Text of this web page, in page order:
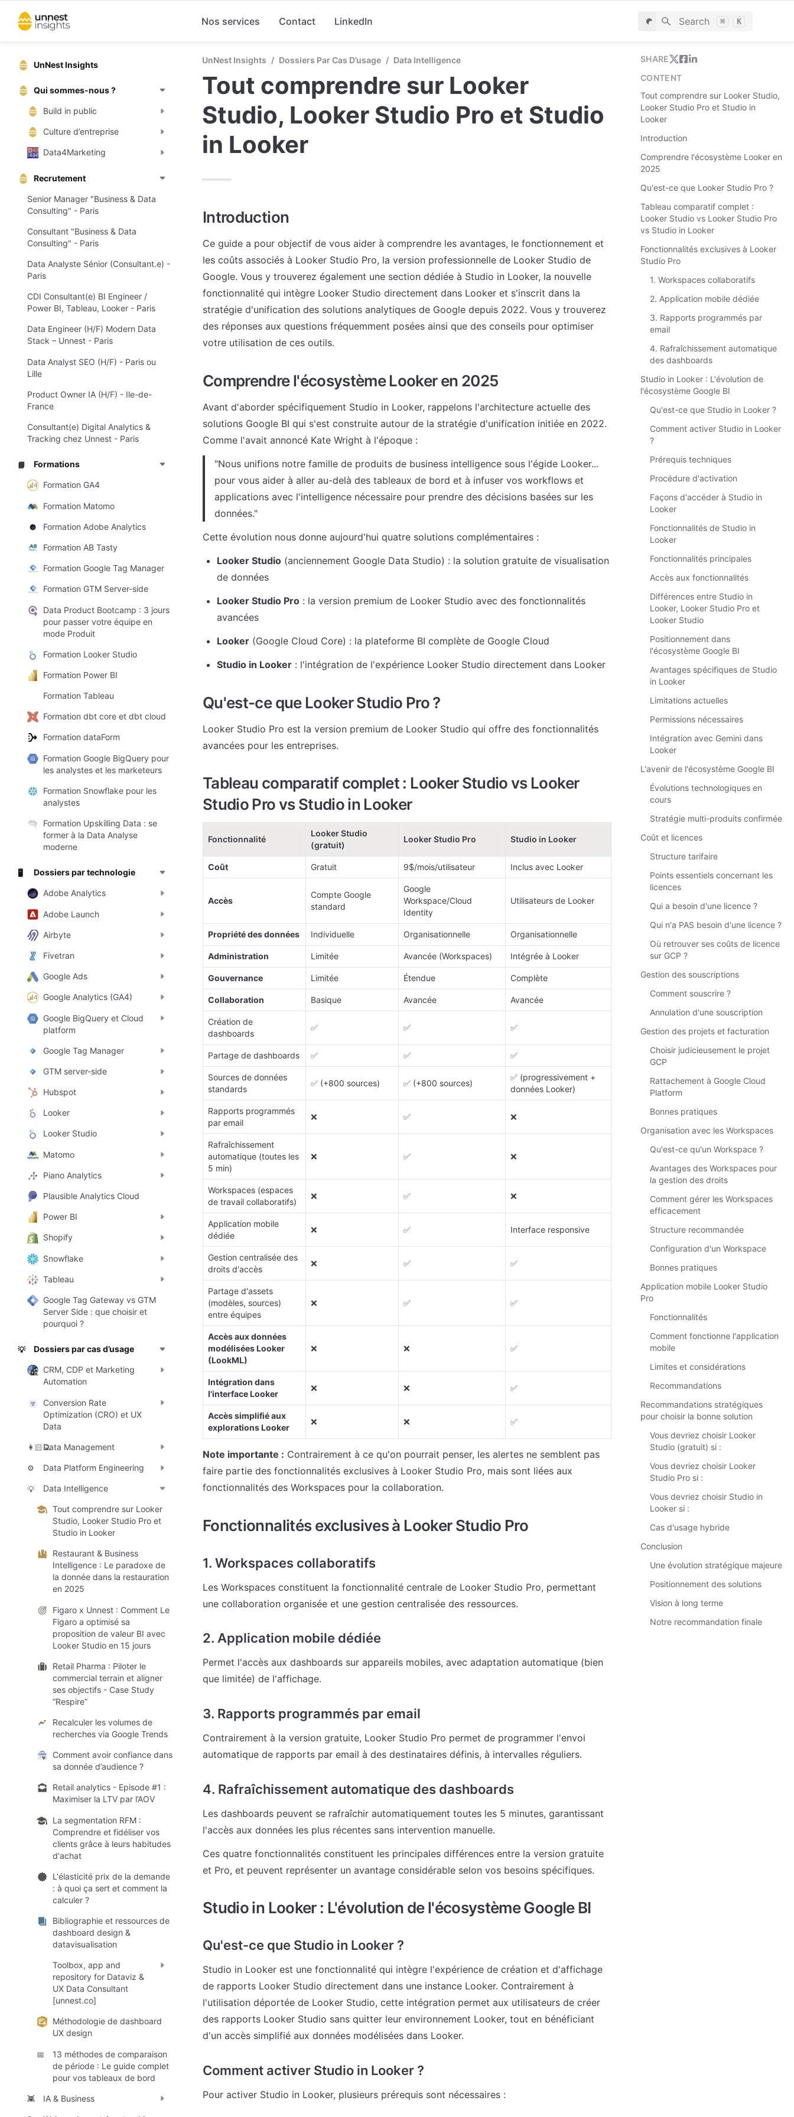
Nos services Contact LinkedIn Search ⌘ K
UnNest Insights
Qui sommes-nous ?
Build in public
Culture d’entreprise
Data4Marketing
Recrutement
Senior Manager "Business & Data
Consulting" - Paris
Consultant "Business & Data
Consulting" - Paris
Data Analyste Sénior (Consultant.e) -
Paris
CDI Consultant(e) BI Engineer /
Power BI, Tableau, Looker - Paris
Data Engineer (H/F) Modern Data
Stack – Unnest - Paris
Data Analyst SEO (H/F) - Paris ou
Lille
Product Owner IA (H/F) - Ile-de-
France
Consultant(e) Digital Analytics &
Tracking chez Unnest - Paris
📘 Formations
Formation GA4
Formation Matomo
Formation Adobe Analytics
Formation AB Tasty
Formation Google Tag Manager
Formation GTM Server-side
Data Product Bootcamp : 3 jours
pour passer votre équipe en
mode Produit
Formation Looker Studio
Formation Power BI
Formation Tableau
Formation dbt core et dbt cloud
Formation dataForm
Formation Google BigQuery pour
les analystes et les marketeurs
Formation Snowflake pour les
analystes
Formation Upskilling Data : se
former à la Data Analyse
moderne
🖥️ Dossiers par technologie
Adobe Analytics
Adobe Launch
Airbyte
Fivetran
Google Ads
Google Analytics (GA4)
Google BigQuery et Cloud
platform
Google Tag Manager
GTM server-side
Hubspot
Looker
Looker Studio
Matomo
Piano Analytics
Plausible Analytics Cloud
Power BI
Shopify
Snowflake
Tableau
Google Tag Gateway vs GTM
Server Side : que choisir et
pourquoi ?
💡 Dossiers par cas d’usage
CRM, CDP et Marketing
Automation
Conversion Rate
Optimization (CRO) et UX
Data
👩🏻‍💻Data Management
⚙️ Data Platform Engineering
💡 Data Intelligence
Tout comprendre sur Looker
Studio, Looker Studio Pro et
Studio in Looker
Restaurant & Business
Intelligence : Le paradoxe de
la donnée dans la restauration
en 2025
Figaro x Unnest : Comment Le
Figaro a optimisé sa
proposition de valeur BI avec
Looker Studio en 15 jours
Retail Pharma : Piloter le
commercial terrain et aligner
ses objectifs - Case Study
“Respire”
Recalculer les volumes de
recherches via Google Trends
Comment avoir confiance dans
sa donnée d’audience ?
Retail analytics - Episode #1 :
Maximiser la LTV par l’AOV
La segmentation RFM :
Comprendre et fidéliser vos
clients grâce à leurs habitudes
d'achat
L'élasticité prix de la demande
: à quoi ça sert et comment la
calculer ?
Bibliographie et ressources de
dashboard design &
datavisualisation
Toolbox, app and
repository for Dataviz &
UX Data Consultant
[unnest.co]
Méthodologie de dashboard
UX design
📅
13 méthodes de comparaison
de période : Le guide complet
pour vos tableaux de bord
👾 IA & Business
UnNest Insights / Dossiers Par Cas D’usage / Data Intelligence
Tout comprendre sur Looker
Studio, Looker Studio Pro et Studio
in Looker
Introduction
Ce guide a pour objectif de vous aider à comprendre les avantages, le fonctionnement et
les coûts associés à Looker Studio Pro, la version professionnelle de Looker Studio de
Google. Vous y trouverez également une section dédiée à Studio in Looker, la nouvelle
fonctionnalité qui intègre Looker Studio directement dans Looker et s'inscrit dans la
stratégie d'unification des solutions analytiques de Google depuis 2022. Vous y trouverez
des réponses aux questions fréquemment posées ainsi que des conseils pour optimiser
votre utilisation de ces outils.
Comprendre l'écosystème Looker en 2025
Avant d'aborder spécifiquement Studio in Looker, rappelons l'architecture actuelle des
solutions Google BI qui s'est construite autour de la stratégie d'unification initiée en 2022.
Comme l'avait annoncé Kate Wright à l'époque :
"Nous unifions notre famille de produits de business intelligence sous l'égide Looker...
pour vous aider à aller au-delà des tableaux de bord et à infuser vos workflows et
applications avec l'intelligence nécessaire pour prendre des décisions basées sur les
données."
Cette évolution nous donne aujourd'hui quatre solutions complémentaires :
Looker Studio (anciennement Google Data Studio) : la solution gratuite de visualisation
de données
Looker Studio Pro : la version premium de Looker Studio avec des fonctionnalités
avancées
Looker (Google Cloud Core) : la plateforme BI complète de Google Cloud
Studio in Looker : l'intégration de l'expérience Looker Studio directement dans Looker
Qu'est-ce que Looker Studio Pro ?
Looker Studio Pro est la version premium de Looker Studio qui offre des fonctionnalités
avancées pour les entreprises.
Tableau comparatif complet : Looker Studio vs Looker
Studio Pro vs Studio in Looker
Fonctionnalité
Looker Studio
(gratuit)
Looker Studio Pro Studio in Looker
Coût Gratuit 9$/mois/utilisateur Inclus avec Looker
Accès
Compte Google
standard
Google
Workspace/Cloud
Identity
Utilisateurs de Looker
Propriété des données Individuelle Organisationnelle Organisationnelle
Administration Limitée Avancée (Workspaces) Intégrée à Looker
Gouvernance Limitée Étendue Complète
Collaboration Basique Avancée Avancée
Création de
dashboards
✅ ✅ ✅
Partage de dashboards ✅ ✅ ✅
Sources de données
standards
✅ (+800 sources) ✅ (+800 sources)
✅ (progressivement +
données Looker)
Rapports programmés
par email
❌ ✅ ❌
Rafraîchissement
automatique (toutes les
5 min)
❌ ✅ ❌
Workspaces (espaces
de travail collaboratifs)
❌ ✅ ❌
Application mobile
dédiée
❌ ✅ Interface responsive
Gestion centralisée des
droits d'accès
❌ ✅ ✅
Partage d'assets
(modèles, sources)
entre équipes
❌ ✅ ✅
Accès aux données
modélisées Looker
(LookML)
❌ ❌ ✅
Intégration dans
l'interface Looker
❌ ❌ ✅
Accès simplifié aux
explorations Looker
❌ ❌ ✅
Note importante : Contrairement à ce qu'on pourrait penser, les alertes ne semblent pas
faire partie des fonctionnalités exclusives à Looker Studio Pro, mais sont liées aux
fonctionnalités des Workspaces pour la collaboration.
Fonctionnalités exclusives à Looker Studio Pro
1. Workspaces collaboratifs
Les Workspaces constituent la fonctionnalité centrale de Looker Studio Pro, permettant
une collaboration organisée et une gestion centralisée des ressources.
2. Application mobile dédiée
Permet l'accès aux dashboards sur appareils mobiles, avec adaptation automatique (bien
que limitée) de l'affichage.
3. Rapports programmés par email
Contrairement à la version gratuite, Looker Studio Pro permet de programmer l'envoi
automatique de rapports par email à des destinataires définis, à intervalles réguliers.
4. Rafraîchissement automatique des dashboards
Les dashboards peuvent se rafraîchir automatiquement toutes les 5 minutes, garantissant
l'accès aux données les plus récentes sans intervention manuelle.
Ces quatre fonctionnalités constituent les principales différences entre la version gratuite
et Pro, et peuvent représenter un avantage considérable selon vos besoins spécifiques.
Studio in Looker : L'évolution de l'écosystème Google BI
Qu'est-ce que Studio in Looker ?
Studio in Looker est une fonctionnalité qui intègre l'expérience de création et d'affichage
de rapports Looker Studio directement dans une instance Looker. Contrairement à
l'utilisation déportée de Looker Studio, cette intégration permet aux utilisateurs de créer
des rapports Looker Studio sans quitter leur environnement Looker, tout en bénéficiant
d'un accès simplifié aux données modélisées dans Looker.
Comment activer Studio in Looker ?
Pour activer Studio in Looker, plusieurs prérequis sont nécessaires :
SHARE
CONTENT
Tout comprendre sur Looker Studio,
Looker Studio Pro et Studio in
Looker
Introduction
Comprendre l'écosystème Looker en
2025
Qu'est-ce que Looker Studio Pro ?
Tableau comparatif complet :
Looker Studio vs Looker Studio Pro
vs Studio in Looker
Fonctionnalités exclusives à Looker
Studio Pro
1. Workspaces collaboratifs
2. Application mobile dédiée
3. Rapports programmés par
email
4. Rafraîchissement automatique
des dashboards
Studio in Looker : L'évolution de
l'écosystème Google BI
Qu'est-ce que Studio in Looker ?
Comment activer Studio in Looker
?
Prérequis techniques
Procédure d'activation
Façons d'accéder à Studio in
Looker
Fonctionnalités de Studio in
Looker
Fonctionnalités principales
Accès aux fonctionnalités
Différences entre Studio in
Looker, Looker Studio Pro et
Looker Studio
Positionnement dans
l'écosystème Google BI
Avantages spécifiques de Studio
in Looker
Limitations actuelles
Permissions nécessaires
Intégration avec Gemini dans
Looker
L'avenir de l'écosystème Google BI
Évolutions technologiques en
cours
Stratégie multi-produits confirmée
Coût et licences
Structure tarifaire
Points essentiels concernant les
licences
Qui a besoin d'une licence ?
Qui n'a PAS besoin d'une licence ?
Où retrouver ses coûts de licence
sur GCP ?
Gestion des souscriptions
Comment souscrire ?
Annulation d'une souscription
Gestion des projets et facturation
Choisir judicieusement le projet
GCP
Rattachement à Google Cloud
Platform
Bonnes pratiques
Organisation avec les Workspaces
Qu'est-ce qu'un Workspace ?
Avantages des Workspaces pour
la gestion des droits
Comment gérer les Workspaces
efficacement
Structure recommandée
Configuration d'un Workspace
Bonnes pratiques
Application mobile Looker Studio
Pro
Fonctionnalités
Comment fonctionne l'application
mobile
Limites et considérations
Recommandations
Recommandations stratégiques
pour choisir la bonne solution
Vous devriez choisir Looker
Studio (gratuit) si :
Vous devriez choisir Looker
Studio Pro si :
Vous devriez choisir Studio in
Looker si :
Cas d'usage hybride
Conclusion
Une évolution stratégique majeure
Positionnement des solutions
Vision à long terme
Notre recommandation finale